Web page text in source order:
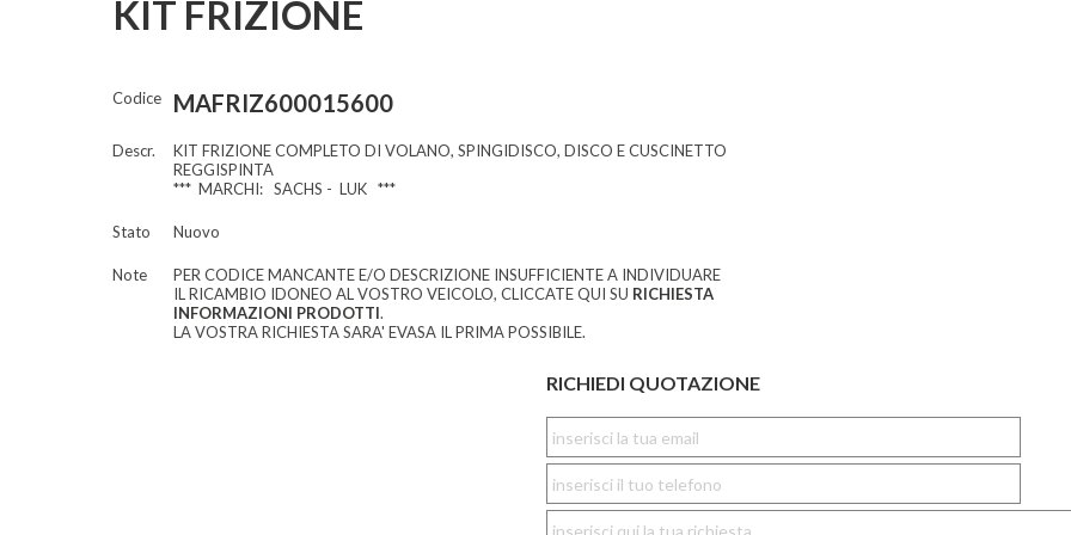
KIT FRIZIONE
Codice MAFRIZ600015600
Descr.
KIT FRIZIONE COMPLETO DI VOLANO, SPINGIDISCO, DISCO E CUSCINETTO
REGGISPINTA
*** MARCHI: SACHS - LUK ***
Stato Nuovo
Note
PER CODICE MANCANTE E/O DESCRIZIONE INSUFFICIENTE A INDIVIDUARE
IL RICAMBIO IDONEO AL VOSTRO VEICOLO, CLICCATE QUI SU RICHIESTA
INFORMAZIONI PRODOTTI.
LA VOSTRA RICHIESTA SARA' EVASA IL PRIMA POSSIBILE.
RICHIEDI QUOTAZIONE